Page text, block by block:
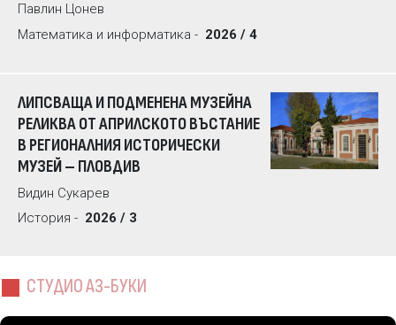
Павлин Цонев
Математика и информатика - 2026 / 4
ЛИПСВАЩА И ПОДМЕНЕНА МУЗЕЙНА
РЕЛИКВА ОТ АПРИЛСКОТО ВЪСТАНИЕ
В РЕГИОНАЛНИЯ ИСТОРИЧЕСКИ
МУЗЕЙ – ПЛОВДИВ
Видин Сукарев
История - 2026 / 3
СТУДИО АЗ-БУКИ